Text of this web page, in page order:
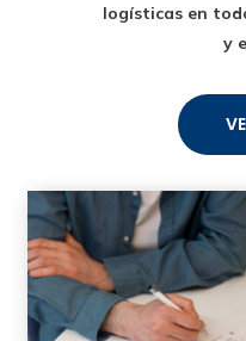
logísticas en
y